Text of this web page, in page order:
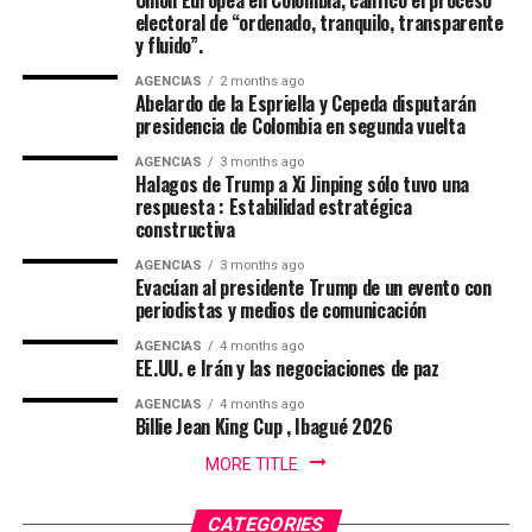
oposición anunció que hará un recorrido por el país
para aunar esfuerzos en las regiones en defensa del
medioambiente, los logros sociales, el respeto por los
trabajadores y en contra de un modelo político basado
en la depredación. “Si de la Espriella y el nuevo gobierno
deciden recorrer el camino del diálogo, de la sensatez y
del entendimiento nacional, si optan por construir
acuerdos sobre la base del respeto mutuo y del interés
general, encontrarán en nosotros una disposición
sincera de concertación”, afirmó Cepeda, que le reiteró a
de la Espriella: “Hoy somos media Colombia contada en
las urnas. Somos una parte fundamental de la nación.
Somos una fuerza política, social y cultural presente en
cada rincón del país. Somos la fuerza serena del cambio
social y nadie podrá detenernos”.
De la Espriella toma nota del mensaje de Cepeda:
electoral de “ordenado, tranquilo, transparente
y fluido”.
AGENCIAS 2 months ago
Abelardo de la Espriella y Cepeda disputarán
presidencia de Colombia en segunda vuelta
AGENCIAS 3 months ago
Halagos de Trump a Xi Jinping sólo tuvo una
respuesta : Estabilidad estratégica
constructiva
AGENCIAS 3 months ago
Evacúan al presidente Trump de un evento con
periodistas y medios de comunicación
AGENCIAS 4 months ago
EE.UU. e Irán y las negociaciones de paz
AGENCIAS 4 months ago
Billie Jean King Cup , Ibagué 2026
MORE TITLE
CATEGORIES